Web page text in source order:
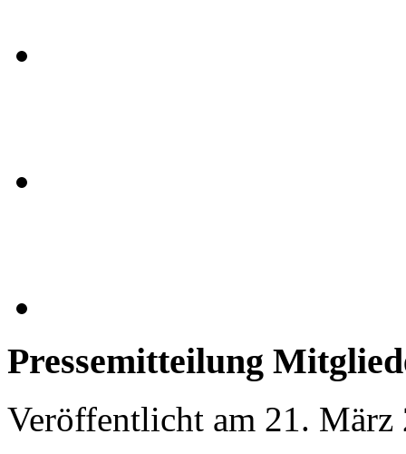
Pressemitteilung
Veröffentlicht am 21. März